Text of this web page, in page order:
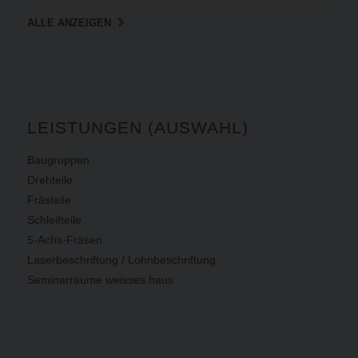
ALLE ANZEIGEN
LEISTUNGEN (AUSWAHL)
Baugruppen
Drehteile
Frästeile
Schleifteile
5-Achs-Fräsen
Laserbeschriftung / Lohnbeschriftung
Seminarräume weisses haus